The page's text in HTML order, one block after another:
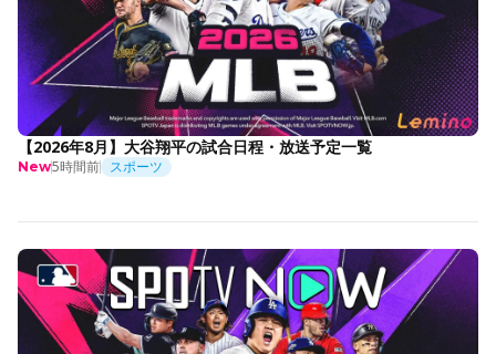
【2026年8月】大谷翔平の試合日程・放送予定一覧
New5時間前 スポーツ